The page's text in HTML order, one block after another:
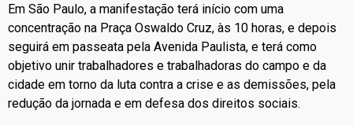
Em São Paulo, a manifestação terá início com uma
concentração na Praça Oswaldo Cruz, às 10 horas, e depois
seguirá em passeata pela Avenida Paulista, e terá como
objetivo unir trabalhadores e trabalhadoras do campo e da
cidade em torno da luta contra a crise e as demissões, pela
redução da jornada e em defesa dos direitos sociais.